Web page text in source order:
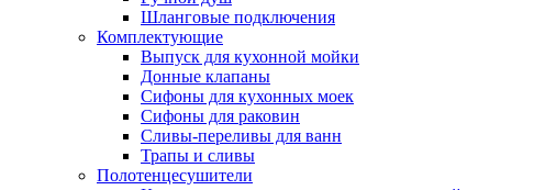
Шланговые подключения
Комплектующие
Выпуск для кухонной мойки
Донные клапаны
Сифоны для кухонных моек
Сифоны для раковин
Сливы-переливы для ванн
Трапы и сливы
Полотенцесушители